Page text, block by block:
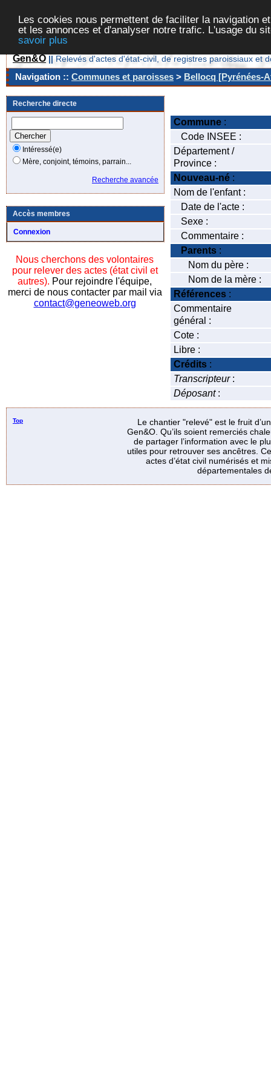
Les cookies nous permettent de faciliter la navigation
et les annonces et d'analyser notre trafic. L'usage du
savoir plus
Gen&O || Relevés d'actes d'état-civil, de registres paroissiaux et
Navigation :: Communes et paroisses > Bellocq [Pyrénées-
Recherche directe
Intéressé(e)
Mère, conjoint, témoins, parrain...
Recherche avancée
Accès membres
Connexion
Nous cherchons des volontaires
pour relever des actes (état civil et
autres). Pour rejoindre l'équipe,
merci de nous contacter par mail via
contact@geneoweb.org
Commune :
Code INSEE :
Département /
Province :
Nouveau-né :
Nom de l'enfant :
Date de l'acte :
Sexe :
Commentaire :
Parents :
Nom du père :
Nom de la mère :
Références :
Commentaire
général :
Cote :
Libre :
Crédits :
Transcripteur:
Déposant:
Top
Le chantier "relevé" est le fruit
Gen&O. Qu’ils soient remerciés
de partager l’information avec le
utiles pour retrouver ses ancêtres.
actes d’état civil numérisés et
départementales